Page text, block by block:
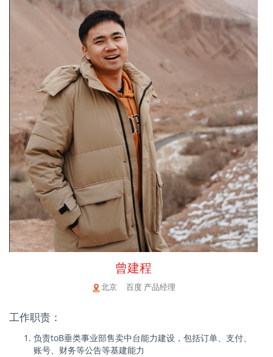
曾建程
北京 百度 产品经理
工作职责：
负责toB垂类事业部售卖中台能力建设，包括订单、支付、
账号、财务等公告等基建能力